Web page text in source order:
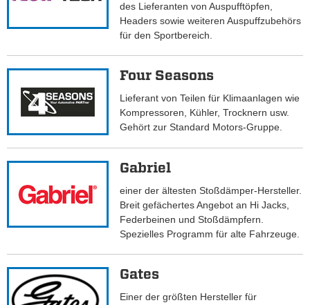
des Lieferanten von Auspufftöpfen,
Headers sowie weiteren Auspuffzubehörs
für den Sportbereich.
Four Seasons
Lieferant von Teilen für Klimaanlagen wie
Kompressoren, Kühler, Trocknern usw.
Gehört zur Standard Motors-Gruppe.
Gabriel
einer der ältesten Stoßdämper-Hersteller.
Breit gefächertes Angebot an Hi Jacks,
Federbeinen und Stoßdämpfern.
Spezielles Programm für alte Fahrzeuge.
Gates
Einer der größten Hersteller für